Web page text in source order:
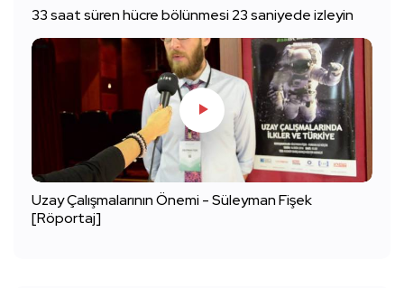
33 saat süren hücre bölünmesi 23 saniyede izleyin
Uzay Çalışmalarının Önemi - Süleyman Fişek
[Röportaj]